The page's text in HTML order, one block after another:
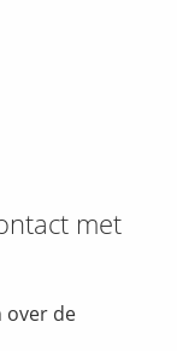
met
over de